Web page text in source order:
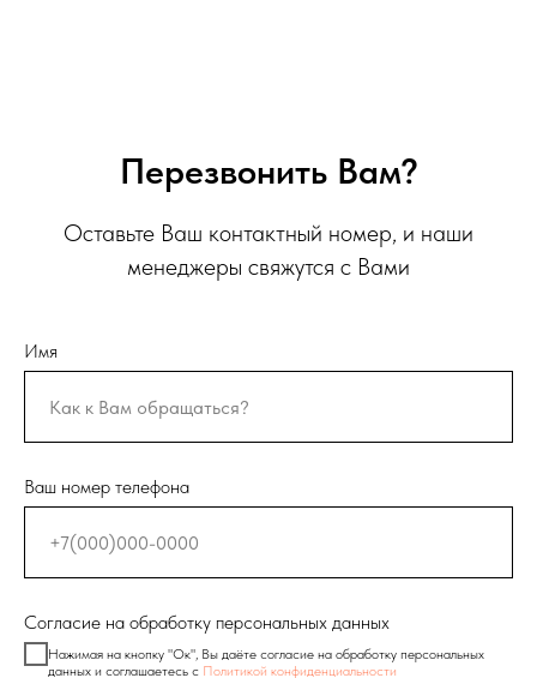
Перезвонить Вам?
Оставьте Ваш контактный номер, и наши
менеджеры свяжутся с Вами
Имя
Ваш номер телефона
Согласие на обработку персональных данных
Нажимая на кнопку "Ок", Вы даёте согласие на обработку персональных
данных и соглашаетесь с Политикой конфиденциальности